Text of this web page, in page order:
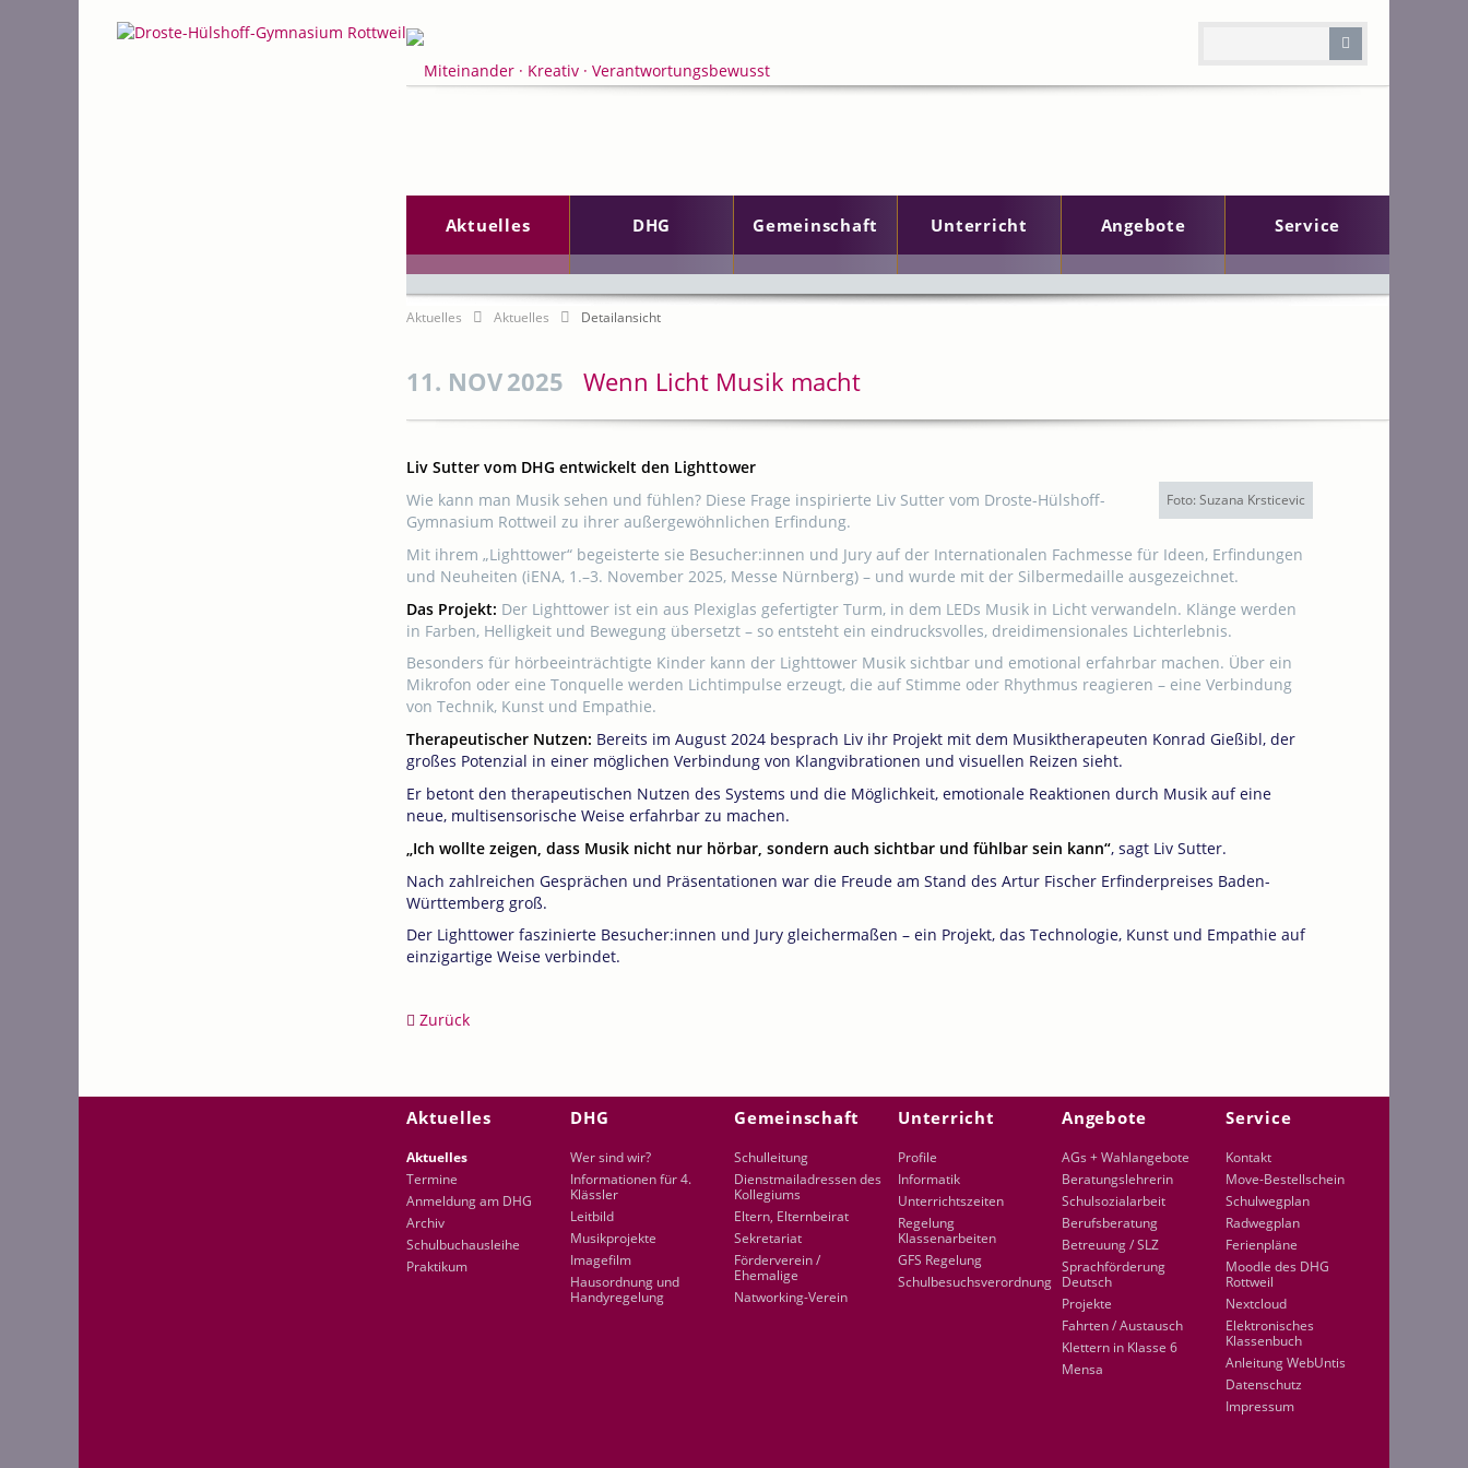
überspringen
Aktuelles DHG Gemeinschaft Unterricht Angebote Service
Aktuelles Aktuelles Detailansicht
11. NOV2025 Wenn Licht Musik macht
Foto: Suzana Krsticevic
Liv Sutter vom DHG entwickelt den Lighttower
Wie kann man Musik sehen und fühlen? Diese Frage inspirierte Liv Sutter vom Droste-Hülshoff-
Gymnasium Rottweil zu ihrer außergewöhnlichen Erfindung.
Mit ihrem „Lighttower“ begeisterte sie Besucher:innen und Jury auf der Internationalen Fachmesse für Ideen, Erfindungen
und Neuheiten (iENA, 1.–3. November 2025, Messe Nürnberg) – und wurde mit der Silbermedaille ausgezeichnet.
Das Projekt: Der Lighttower ist ein aus Plexiglas gefertigter Turm, in dem LEDs Musik in Licht verwandeln. Klänge werden
in Farben, Helligkeit und Bewegung übersetzt – so entsteht ein eindrucksvolles, dreidimensionales Lichterlebnis.
Besonders für hörbeeinträchtigte Kinder kann der Lighttower Musik sichtbar und emotional erfahrbar machen. Über ein
Mikrofon oder eine Tonquelle werden Lichtimpulse erzeugt, die auf Stimme oder Rhythmus reagieren – eine Verbindung
von Technik, Kunst und Empathie.
Therapeutischer Nutzen: Bereits im August 2024 besprach Liv ihr Projekt mit dem Musiktherapeuten Konrad Gießibl, der
großes Potenzial in einer möglichen Verbindung von Klangvibrationen und visuellen Reizen sieht.
Er betont den therapeutischen Nutzen des Systems und die Möglichkeit, emotionale Reaktionen durch Musik auf eine
neue, multisensorische Weise erfahrbar zu machen.
„Ich wollte zeigen, dass Musik nicht nur hörbar, sondern auch sichtbar und fühlbar sein kann“, sagt Liv Sutter.
Nach zahlreichen Gesprächen und Präsentationen war die Freude am Stand des Artur Fischer Erfinderpreises Baden-
Württemberg groß.
Der Lighttower faszinierte Besucher:innen und Jury gleichermaßen – ein Projekt, das Technologie, Kunst und Empathie auf
einzigartige Weise verbindet.
Zurück
Navigation
Aktuelles
Aktuelles
Termine
Anmeldung am DHG
Archiv
Schulbuchausleihe
Praktikum
DHG
Wer sind wir?
Informationen für 4.
Klässler
Leitbild
Musikprojekte
Imagefilm
Hausordnung und
Handyregelung
Gemeinschaft
Schulleitung
Dienstmailadressen des
Kollegiums
Eltern, Elternbeirat
Sekretariat
Förderverein /
Ehemalige
Natworking-Verein
Unterricht
Profile
Informatik
Unterrichtszeiten
Regelung
Klassenarbeiten
GFS Regelung
Schulbesuchsverordnung
Angebote
AGs + Wahlangebote
Beratungslehrerin
Schulsozialarbeit
Berufsberatung
Betreuung / SLZ
Sprachförderung
Deutsch
Projekte
Fahrten / Austausch
Klettern in Klasse 6
Mensa
Service
Kontakt
Move-Bestellschein
Schulwegplan
Radwegplan
Ferienpläne
Moodle des DHG
Rottweil
Nextcloud
Elektronisches
Klassenbuch
Anleitung WebUntis
Datenschutz
Impressum